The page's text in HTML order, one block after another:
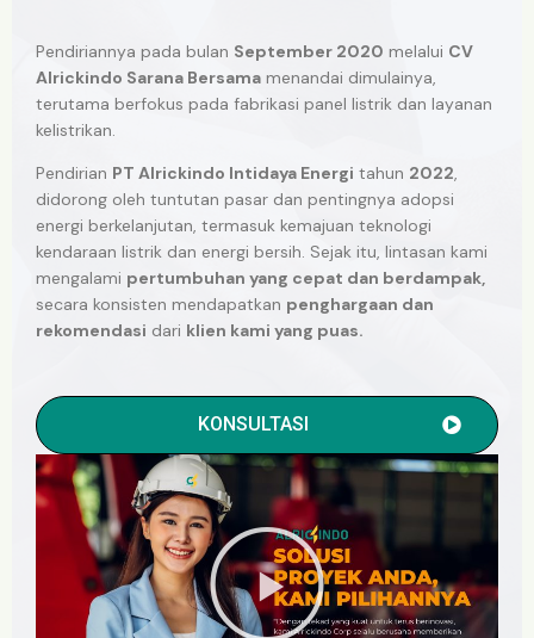
Pendiriannya pada bulan September 2020 melalui CV
Alrickindo Sarana Bersama menandai dimulainya,
terutama berfokus pada fabrikasi panel listrik dan layanan
kelistrikan.
Pendirian PT Alrickindo Intidaya Energi tahun 2022,
didorong oleh tuntutan pasar dan pentingnya adopsi
energi berkelanjutan, termasuk kemajuan teknologi
kendaraan listrik dan energi bersih. Sejak itu, lintasan kami
mengalami pertumbuhan yang cepat dan berdampak,
secara konsisten mendapatkan penghargaan dan
rekomendasi dari klien kami yang puas.
KONSULTASI